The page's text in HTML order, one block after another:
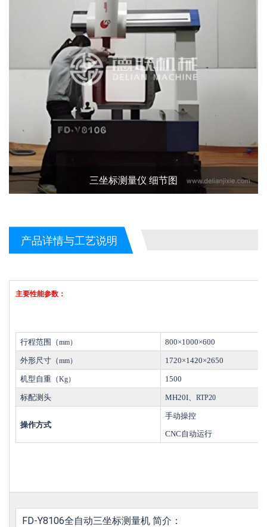
三坐标测量仪 细节图
产品详情与工艺说明
主要性能参数：
行程范围（mm） 800×1000×600
外形尺寸（mm） 1720×1420×2650
机型自重（Kg） 1500
标配测头 MH20I、 RTP20
操作方式
手动操控
CNC自动运行
FD-Y8106全自动三坐标测量机 简介：